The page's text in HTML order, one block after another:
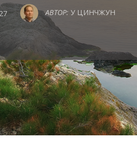
27COMMENTSАВТОР: У ЦИНЧЖУН